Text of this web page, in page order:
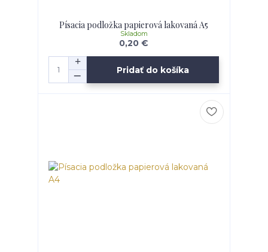
Písacia podložka papierová lakovaná A5
0,20 €
Skladom
Pridať do košíka